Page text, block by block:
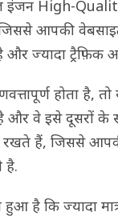
इंजन High-
आपकी
ज्यादा ट्रैफ़िक
होता है,
और वे इसे दूसरों के
रखते हैं, जिससे
है.
हुआ है कि ज्यादा